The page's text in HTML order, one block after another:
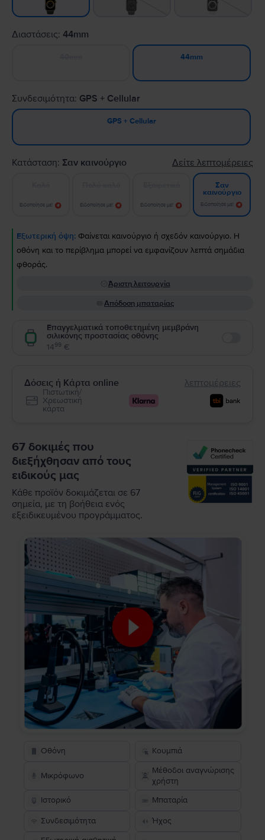
Διαστάσεις: 44mm
44mm
Συνδεσιμότητα: GPS + Cellular
GPS + Cellular
Κατάσταση: Σαν καινούργιο Δείτε λεπτομέρειες
Ειδοποίησε με! Ειδοποίησε με! Ειδοποίησε με!
Σαν
καινούργιο
Ειδοποίησε με!
Εξωτερική όψη: Φαίνεται καινούργιο ή σχεδόν καινούργιο. Η
οθόνη και το περίβλημα μπορεί να εμφανίζουν λεπτά σημάδια
φθοράς.
Άριστη λειτουργία
Απόδοση μπαταρίας
Επαγγελματικά τοποθετημένη μεμβράνη
σιλικόνης προστασίας οθόνης
1499 €
Δόσεις ή Κάρτα online λεπτομέρειες
Πιστωτική/
Χρεωστική
κάρτα
67 δοκιμές που
διεξήχθησαν από τους
ειδικούς μας
Κάθε προϊόν δοκιμάζεται σε 67
σημεία, με τη βοήθεια ενός
εξειδικευμένου προγράμματος.
Οθόνη Κουμπιά
Μικρόφωνο
Μέθοδοι αναγνώρισης
χρήστη
Ιστορικό
Μπαταρία
Συνδεσιμότητα
Ήχος